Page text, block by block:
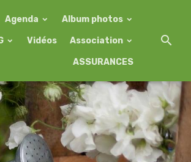
Agenda Album photos
Vidéos Association
ASSURANCES